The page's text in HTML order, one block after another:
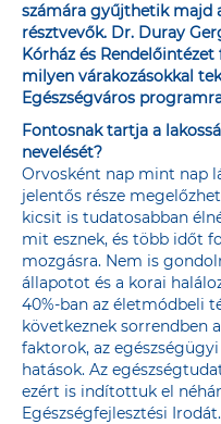
számára gyűjthetik majd
résztvevők. Dr. Duray
Kórház és
milyen várakozásokkal
Egészségváros
Fontosnak tartja a
nevelését?
Orvosként nap mint nap
jelentős része
kicsit is tudatosabban
mit esznek, és több időt
mozgásra. Nem is
állapotot és a korai
40%-ban az életmódbeli
következnek sorrendben
faktorok, az
hatások. Az
ezért is indítottuk el
Egészségfejlesztési